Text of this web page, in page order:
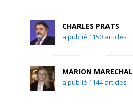
CHARLES PRATS
a publié 1150 articles
MARION MARECHAL
a publié 1144 articles